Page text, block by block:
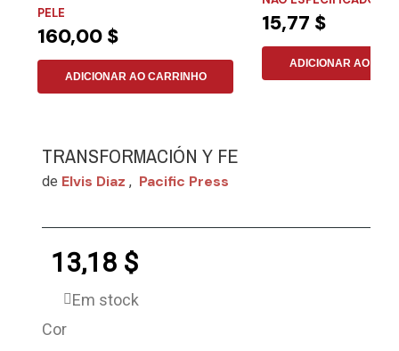
PELE
160,00 $
ADICIONAR AO CARRINHO
15,77 $
ADICIONAR AO
TRANSFORMACIÓN Y FE
de Elvis Diaz , Pacific Press
13,18 $
Em stock
Cor